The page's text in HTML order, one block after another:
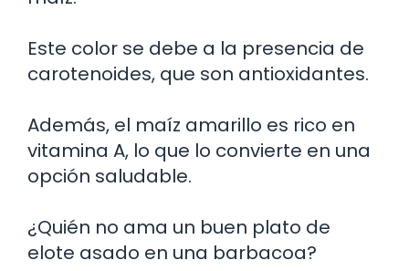
Este color se debe a la presencia de
carotenoides, que son antioxidantes.
Además, el maíz amarillo es rico en
vitamina A, lo que lo convierte en una
opción saludable.
¿Quién no ama un buen plato de
elote asado en una barbacoa?